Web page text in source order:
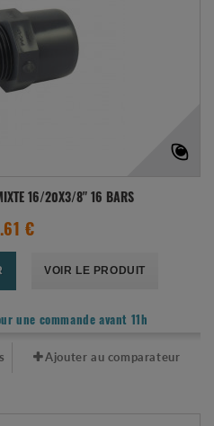
16/20X3/8" 16 BARS
€
VOIR LE PRODUIT
une commande avant 11h
Ajouter au comparateur